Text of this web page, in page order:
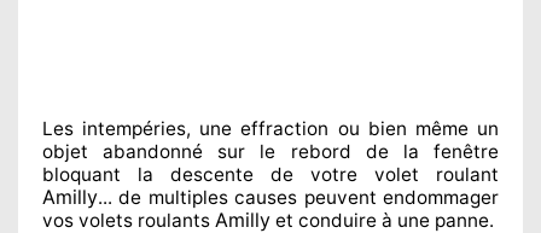
Les intempéries, une effraction ou bien même un
objet abandonné sur le rebord de la fenêtre
bloquant la descente de votre volet roulant
Amilly... de multiplescauses peuvent endommager
vos volets roulants Amilly et conduire à une panne.